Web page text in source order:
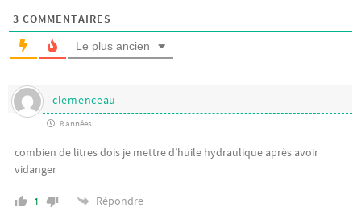
3 COMMENTAIRES
Le plus ancien
clemenceau
8 années
combien de litres dois je mettre d’huile hydraulique après avoir
vidanger
1 Répondre